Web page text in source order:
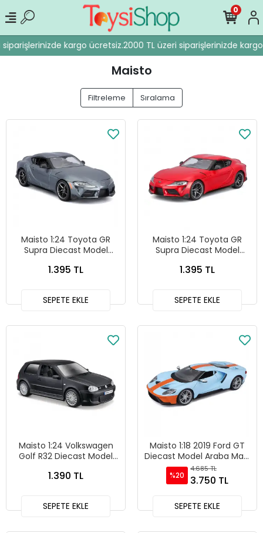
kargo ücretsiz.2000 TL üzeri siparişlerinizde kargo
0
Maisto
Filtreleme Sıralama
Maisto 1:24 Toyota GR
Supra Diecast Model
1.395 TL
SEPETE EKLE
Maisto 1:24 Toyota GR
Supra Diecast Model
1.395 TL
SEPETE EKLE
Maisto 1:24 Volkswagen
Golf R32 Diecast Model
1.390 TL
SEPETE EKLE
Maisto 1:18 2019 Ford GT
Diecast Model Araba Mavi
- 31384
%20
4.685 TL
3.750 TL
SEPETE EKLE